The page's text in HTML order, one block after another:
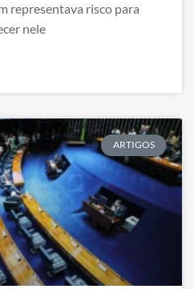
representava risco para
nele
ARTIGOS